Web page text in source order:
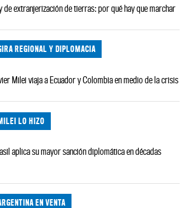
de extranjerización de tierras: por qué hay que marchar
REGIONAL Y DIPLOMACIA
Milei viaja a Ecuador y Colombia en medio de la crisis
LO HIZO
aplica su mayor sanción diplomática en décadas
EN VENTA